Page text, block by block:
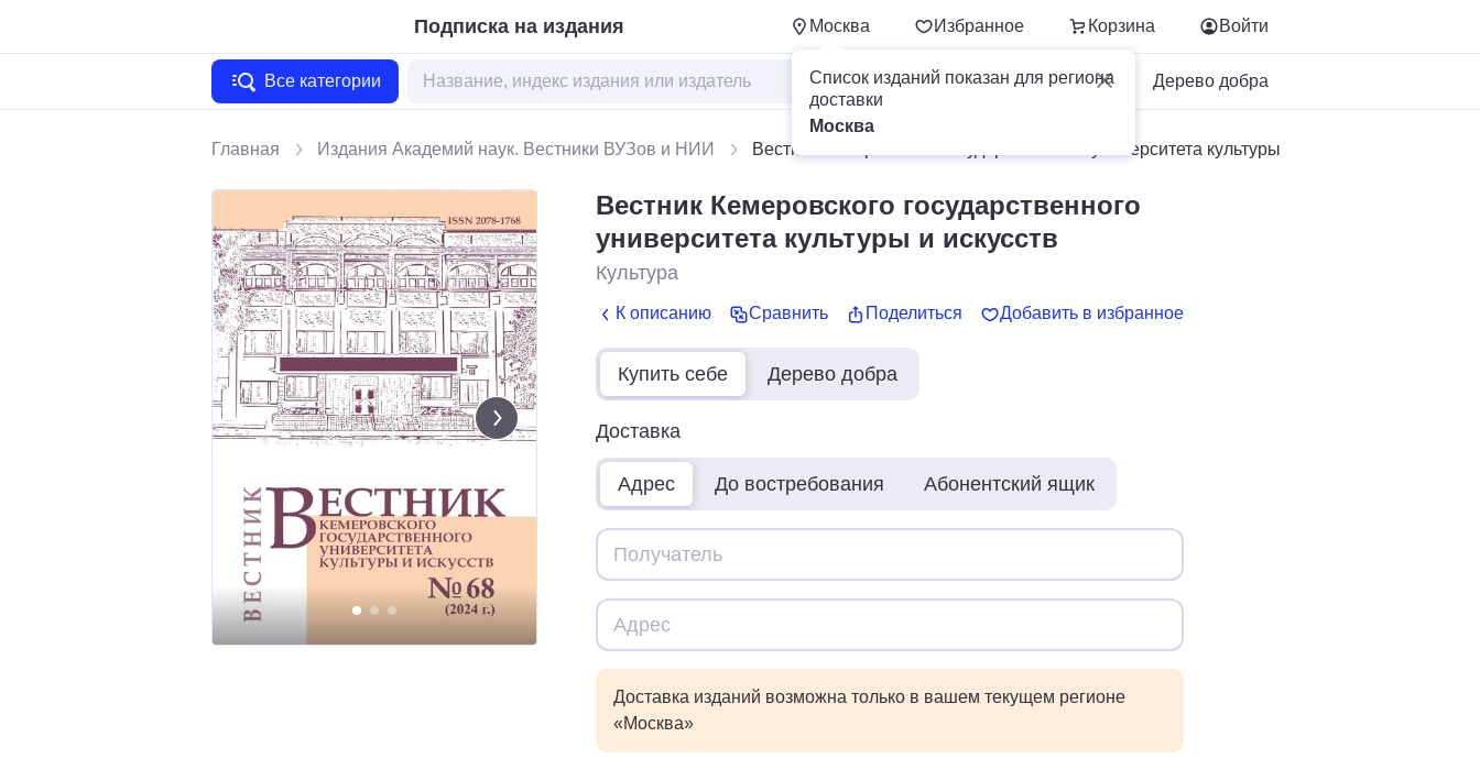
Подписка на издания Москва Избранное Корзина
Список изданий показан для региона
доставки
Москва
Войти
Все категории Для бизнеса Дерево добра
Главная Издания Академий наук. Вестники ВУЗов и НИИ Вестник Кемеровского государственного университета культуры и искусств
Вестник Кемеровского государственного
университета культуры и искусств
Культура
К описанию Сравнить Поделиться Добавить в избранное
Купить себе Дерево добра
Доставка
Адрес До востребования Абонентский ящик
Доставка изданий возможна только в вашем текущем регионе
«Москва»